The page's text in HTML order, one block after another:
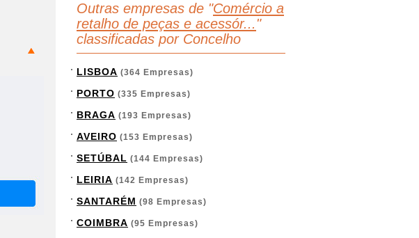
Outras empresas de "Comércio a
retalho de peças e acessór... "
classificadas por Concelho
LISBOA (364 Empresas)
PORTO (335 Empresas)
BRAGA (193 Empresas)
AVEIRO (153 Empresas)
SETÚBAL (144 Empresas)
LEIRIA (142 Empresas)
SANTARÉM (98 Empresas)
COIMBRA (95 Empresas)